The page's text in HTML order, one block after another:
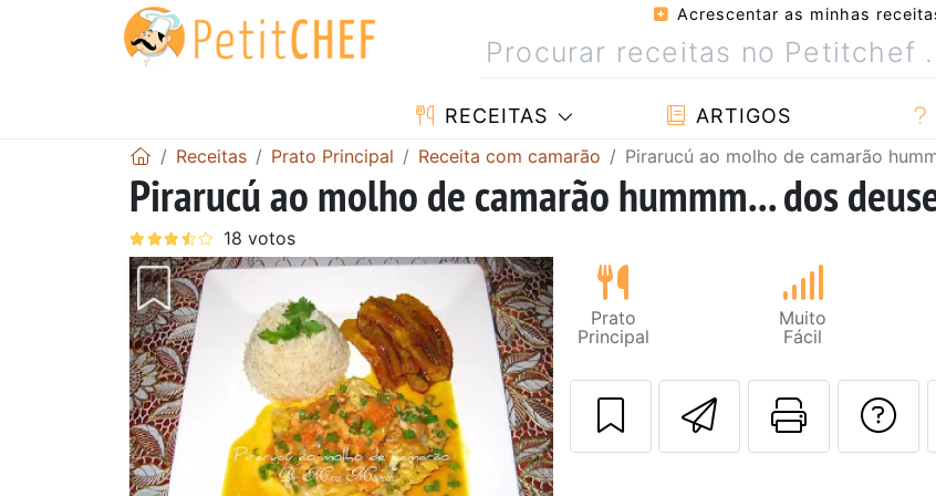
Acrescentar as minhas
RECEITAS ARTIGOS
Receitas Prato Principal Receita com camarão Pirarucú ao molho de camarão
Pirarucú ao molho de camarão hummm... dos
Prato
Principal
Muito
Fácil
Enviar esta